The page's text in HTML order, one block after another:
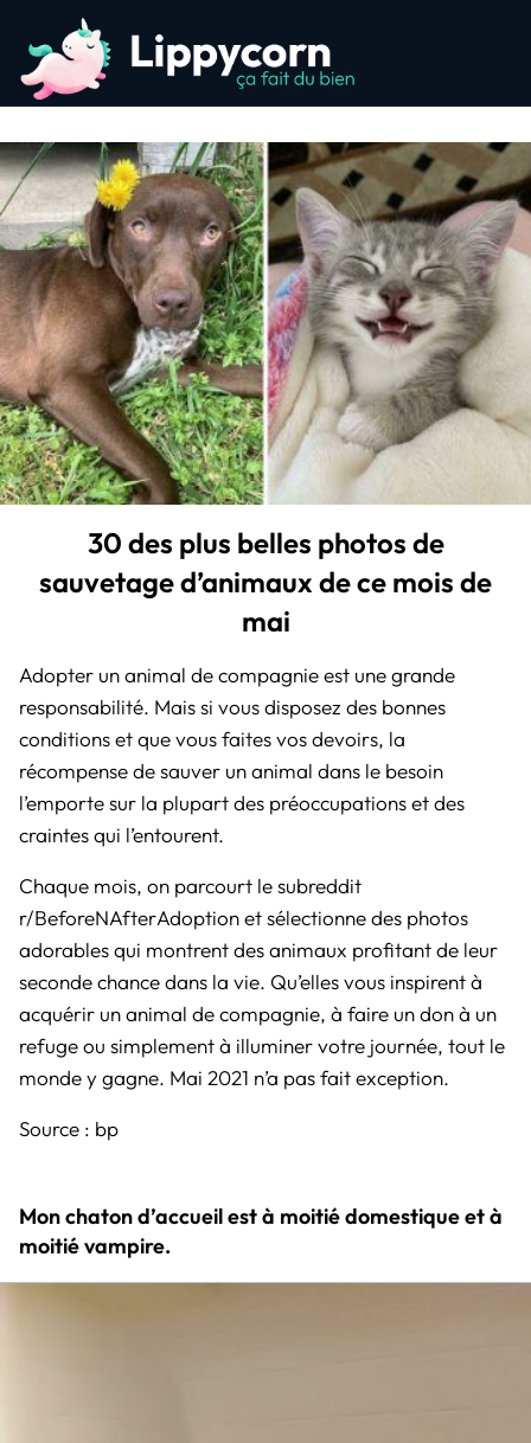
30 des plus belles photos de
sauvetage d’animaux de ce mois de
mai
Adopter un animal de compagnie est une grande
responsabilité. Mais si vous disposez des bonnes
conditions et que vous faites vos devoirs, la
récompense de sauver un animal dans le besoin
l’emporte sur la plupart des préoccupations et des
craintes qui l’entourent.
Chaque mois, on parcourt le subreddit
r/BeforeNAfterAdoption et sélectionne des photos
adorables qui montrent des animaux profitant de leur
seconde chance dans la vie. Qu’elles vous inspirent à
acquérir un animal de compagnie, à faire un don à un
refuge ou simplement à illuminer votre journée, tout le
monde y gagne. Mai 2021 n’a pas fait exception.
Source : bp
Mon chaton d’accueil est à moitié domestique et à
moitié vampire.